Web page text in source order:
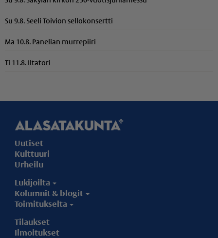
Su 9.8. Seeli Toivion sellokonsertti
Ma 10.8. Panelian murrepiiri
Ti 11.8. Iltatori
Uutiset
Kulttuuri
Urheilu
Lukijoilta
Kolumnit & blogit
Toimitukselta
Tilaukset
Ilmoitukset